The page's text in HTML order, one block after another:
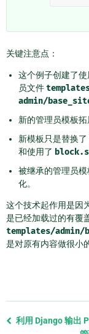
关键注意点：
这个例子创建了
员文件
admin/
新的管理员模板拓
新模板只是替换了
和使用了
被继承的管理员模
化。
这个技术起作用是因
是已经加载过的有覆
templates/
是对原有内容做很小
Previous
利用 Django 输出